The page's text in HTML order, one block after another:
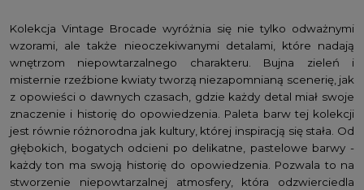
Kolekcja Vintage Brocade wyróżnia się nie tylko odważnymi
wzorami, ale także nieoczekiwanymi detalami, które nadają
wnętrzom niepowtarzalnego charakteru. Bujna zieleń i
misternie rzeźbione kwiaty tworzą niezapomnianą scenerię, jak
z opowieści o dawnych czasach, gdzie każdy detal miał swoje
znaczenie i historię do opowiedzenia. Paleta barw tej kolekcji
jest równie różnorodna jak kultury, której inspiracją się stała. Od
głębokich, bogatych odcieni po delikatne, pastelowe barwy -
każdy ton ma swoją historię do opowiedzenia. Pozwala to na
stworzenie niepowtarzalnej atmosfery, która odzwierciedla